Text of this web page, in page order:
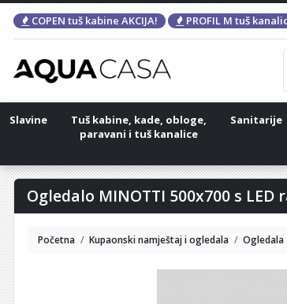
COPEN tuš kabine AKCIJA! PROFIL M tuš
Slavine
Tuš kabine, kade, obloge,
paravani i tuš kanalice
Sanitarije
Ogledalo MINOTTI 500x700 s LED
Početna Kupaonski namještaj i ogledala Ogledala